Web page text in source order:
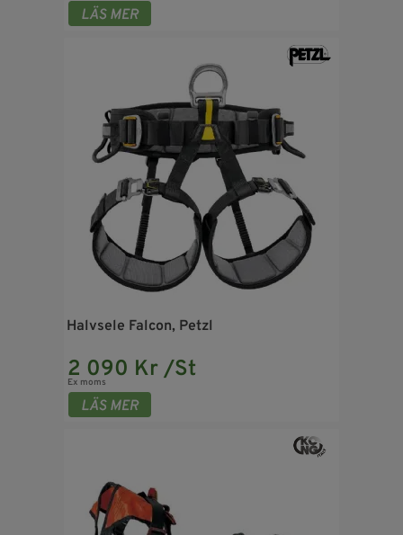
Halvsele Falcon, Petzl
2 090 Kr /St
Ex moms